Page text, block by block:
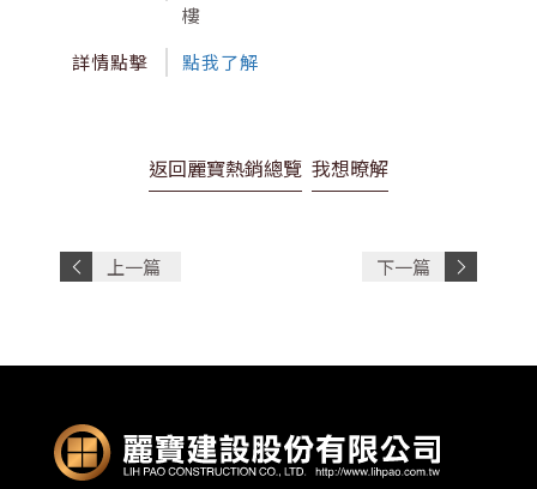
樓
詳情點擊
點我了解
返回麗寶熱銷總覽 我想暸解
上一篇
下一篇